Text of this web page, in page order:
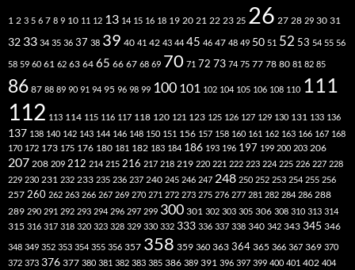
1 2 3 5 6 7 8 9 10 11 12 13 14 15 16 18 19 20 21 22 23 25 26 27 28 29 30 31
32 33 34 35 36 37 38 39 40 41 42 43 44 45 46 47 48 49 50 51 52 53 54 55 56
58 59 60 61 62 63 64 65 66 67 68 69 70 71 72 73 74 75 77 78 80 81 82 85
86 87 88 89 90 91 94 95 96 98 99 100 101 102 104 105 106 108 110 111
112 113 114 115 116 117 118 120 121 123 125 126 127 129 130 131 133 136
137 138 140 142 143 144 146 148 150 151 156 157 158 160 161 162 163 166 167 168
170 172 173 175 176 180 181 182 183 184 186 193 196 197 199 200 203 206
207 208 209 212 214 215 216 217 218 219 220 221 222 223 224 225 226 227 228
229 230 231 232 233 235 236 237 240 245 246 247 248 250 252 253 254 255 256
257 260 262 263 266 267 269 270 271 272 273 275 276 277 281 282 284 286 288
289 290 291 292 293 294 296 297 299 300 301 302 303 305 306 308 310 313 314
315 316 317 318 320 323 328 329 330 332 333 336 337 338 340 342 343 345 346
348 349 352 353 354 355 356 357 358 359 360 363 364 365 366 367 369 370
372 373 376 377 380 381 382 383 385 386 389 391 396 397 399 400 401 402 404